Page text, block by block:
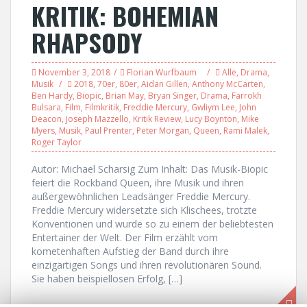
KRITIK: BOHEMIAN
RHAPSODY
November 3, 2018 Florian Wurfbaum Alle, Drama,
Musik
2018, 70er, 80er, Aidan Gillen, Anthony McCarten,
Ben Hardy, Biopic, Brian May, Bryan Singer, Drama, Farrokh
Bulsara, Film, Filmkritik, Freddie Mercury, Gwliym Lee, John
Deacon, Joseph Mazzello, Kritik Review, Lucy Boynton, Mike
Myers, Musik, Paul Prenter, Peter Morgan, Queen, Rami Malek,
Roger Taylor
Autor: Michael Scharsig Zum Inhalt: Das Musik-Biopic
feiert die Rockband Queen, ihre Musik und ihren
außergewöhnlichen Leadsänger Freddie Mercury.
Freddie Mercury widersetzte sich Klischees, trotzte
Konventionen und wurde so zu einem der beliebtesten
Entertainer der Welt. Der Film erzählt vom
kometenhaften Aufstieg der Band durch ihre
einzigartigen Songs und ihren revolutionären Sound.
Sie haben beispiellosen Erfolg, […]